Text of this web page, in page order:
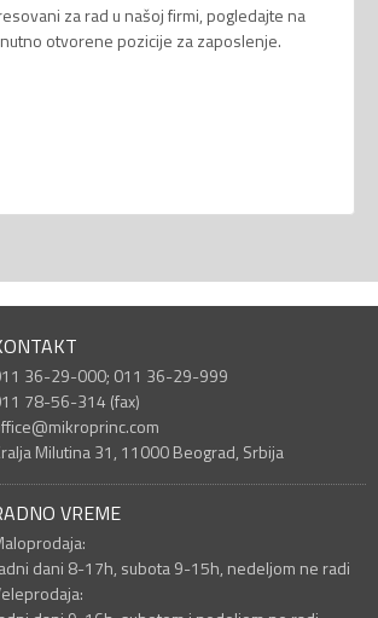
za rad u našoj firmi, pogledajte na
otvorene pozicije za zaposlenje.
36-29-000; 011 36-29-999
78-56-314 (fax)
Milutina 31, 11000 Beograd, Srbija
VREME
dani 8-17h, subota 9-15h, nedeljom ne radi